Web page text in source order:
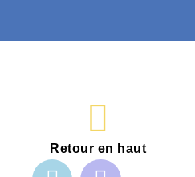
Retour en haut